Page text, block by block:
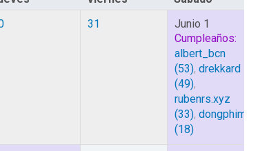
31
Junio 1
Cumpleaños:
albert_bcn
(53), drekkard
(49),
rubenrs.xyz
(33), dongphim
(18)